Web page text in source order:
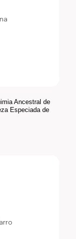
Ancestral de
Especiada de